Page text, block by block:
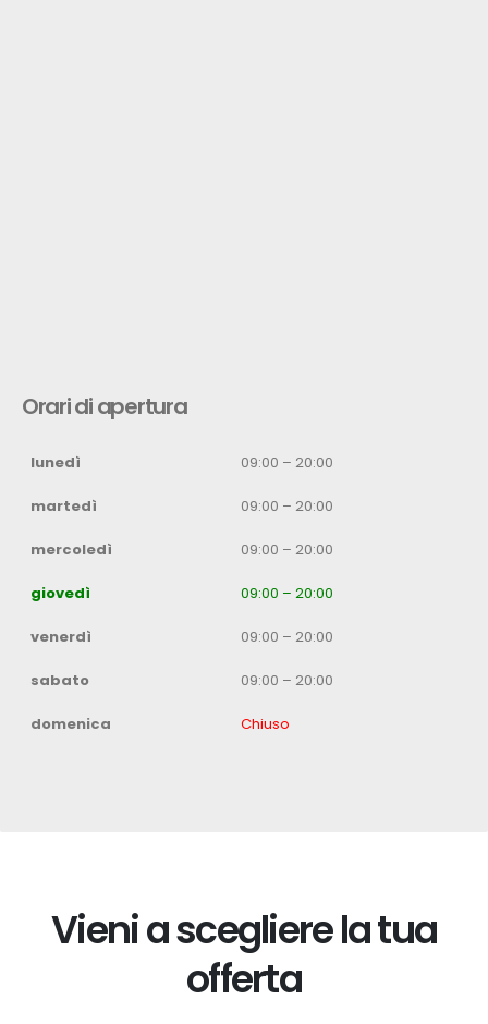
Orari di apertura
lunedì 09:00 – 20:00
martedì 09:00 – 20:00
mercoledì 09:00 – 20:00
giovedì 09:00 – 20:00
venerdì 09:00 – 20:00
sabato 09:00 – 20:00
domenica Chiuso
Vieni a scegliere la tua
offerta